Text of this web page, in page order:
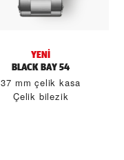
YENI
BLACK BAY 54
37 mm çelik kasa
Çelik bilezik